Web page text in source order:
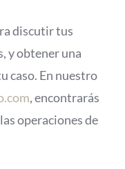
discutir tus
y obtener una
caso. En nuestro
, encontrarás
operaciones de